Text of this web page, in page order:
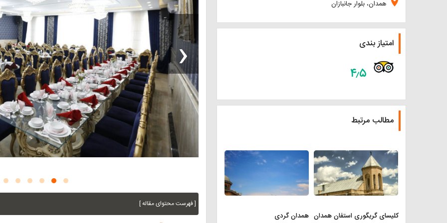
‹
[ فهرست محتوای مقاله ]
همدان، بلوار جانبازان
امتیاز بندی
۴٫۵
مطالب مرتبط
کلیسای گریگوری استفان همدان همدان گردی